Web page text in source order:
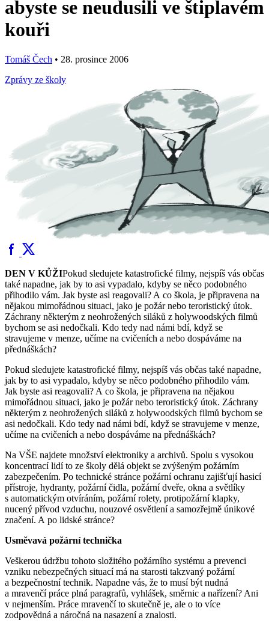
abyste se neudusili ve štiplavém
kouři
Tomáš Čech • 28. prosince 2006
Zprávy ze školy
DEN V KŮŽIPokud sledujete katastrofické filmy, nejspíš vás občas
také napadne, jak by to asi vypadalo, kdyby se něco podobného
přihodilo vám. Jak byste asi reagovali? A co škola, je připravena na
nějakou mimořádnou situaci, jako je požár nebo teroristický útok.
Záchrany některým z neohrožených siláků z holywoodských filmů
bychom se asi nedočkali. Kdo tedy nad námi bdí, když se
stravujeme v menze, učíme na cvičeních a nebo dospáváme na
přednáškách?
Pokud sledujete katastrofické filmy, nejspíš vás občas také napadne,
jak by to asi vypadalo, kdyby se něco podobného přihodilo vám.
Jak byste asi reagovali? A co škola, je připravena na nějakou
mimořádnou situaci, jako je požár nebo teroristický útok. Záchrany
některým z neohrožených siláků z holywoodských filmů bychom se
asi nedočkali. Kdo tedy nad námi bdí, když se stravujeme v menze,
učíme na cvičeních a nebo dospáváme na přednáškách?
Na VŠE najdete množství elektroniky a archivů. Spolu s vysokou
koncentrací lidí to ze školy dělá objekt se zvýšeným požárním
zabezpečením. Po technické stránce požární ochranu zajišťují hasicí
přístroje, hydranty, požární čidla, požární dveře, okna a světlíky
s automatickým otvíráním, požární rolety, protipožární klapky,
nucený přívod vzduchu, nouzové osvětlení a samozřejmě únikové
značení. A po lidské stránce?
Usměvavá požární technička
Veškerou údržbu tohoto složitého požárního systému a prevenci
vzniku nebezpečných situací má na starosti takzvaný požární
a bezpečnostní technik. Napadne vás, že to musí být nudná
a mravenčí práce plná paragrafů, vyhlášek, směrnic a nařízení? Ani
v nejmenším. Práce mravenčí to skutečně je, ale o to více
zodpovědná a náročná na nasazení a znalosti.